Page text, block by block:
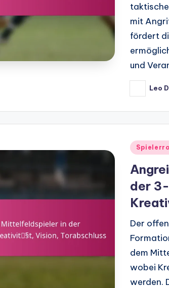
mit
fördert
und
Posted
by
Leo
Posted
der
Der
dem
wobei
werden.